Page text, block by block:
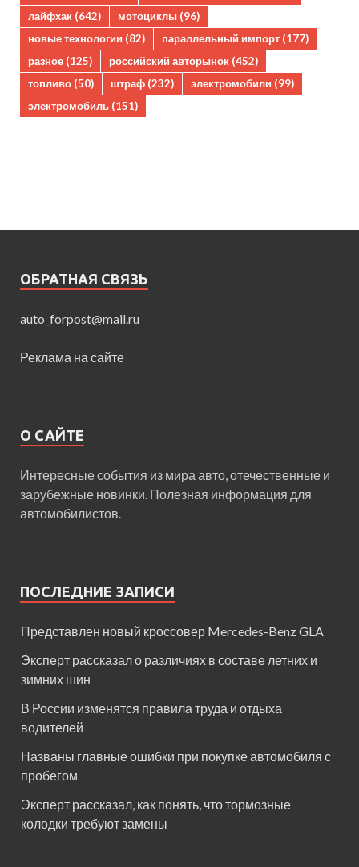
лайфхак (642) мотоциклы (96)
новые технологии (82) параллельный импорт (177)
разное (125) российский авторынок (452)
топливо (50) штраф (232) электромобили (99)
электромобиль (151)
ОБРАТНАЯ СВЯЗЬ
auto_forpost@mail.ru
Реклама на сайте
О САЙТЕ
Интересные события из мира авто, отечественные и
зарубежные новинки. Полезная информация для
автомобилистов.
ПОСЛЕДНИЕ ЗАПИСИ
Представлен новый кроссовер Mercedes-Benz GLA
Эксперт рассказал о различиях в составе летних и
зимних шин
В России изменятся правила труда и отдыха
водителей
Названы главные ошибки при покупке автомобиля с
пробегом
Эксперт рассказал, как понять, что тормозные
колодки требуют замены